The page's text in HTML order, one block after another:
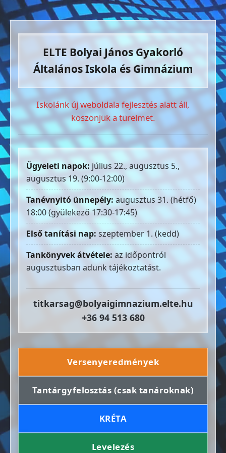
ELTE Bolyai János Gyakorló
Általános Iskola és Gimnázium
Iskolánk új weboldala fejlesztés alatt áll,
köszönjük a türelmet.
Ügyeleti napok: július 22., augusztus 5.,
augusztus 19. (9:00-12:00)
Tanévnyitó ünnepély: augusztus 31. (hétfő)
18:00 (gyülekező 17:30-17:45)
Első tanítási nap: szeptember 1. (kedd)
Tankönyvek átvétele: az időpontról
augusztusban adunk tájékoztatást.
titkarsag@bolyaigimnazium.elte.hu
+36 94 513 680
Versenyeredmények
Tantárgyfelosztás (csak tanároknak)
KRÉTA
Levelezés